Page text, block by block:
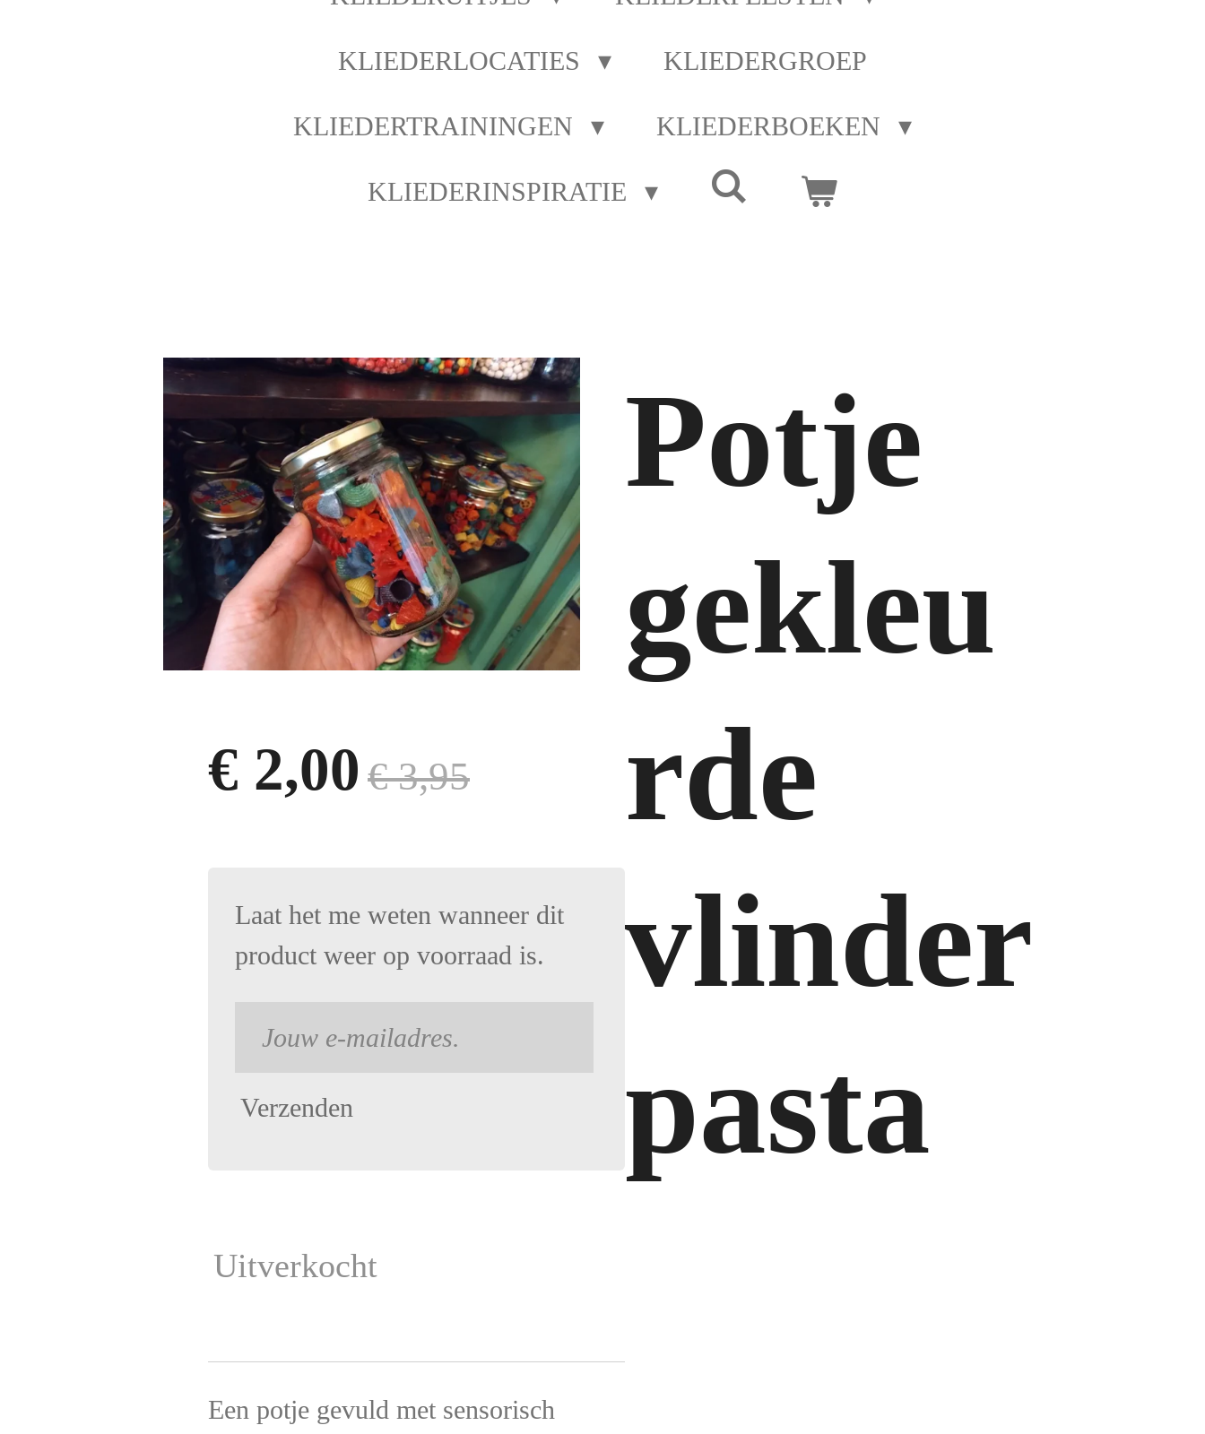
KLIEDERLOCATIES KLIEDERGROEP
KLIEDERTRAININGEN KLIEDERBOEKEN
KLIEDERINSPIRATIE
Potje
gekleu
rde
vlinder
pasta
€ 2,00 € 3,95
Laat het me weten wanneer dit
product weer op voorraad is.
Verzenden
Uitverkocht
Een potje gevuld met sensorisch